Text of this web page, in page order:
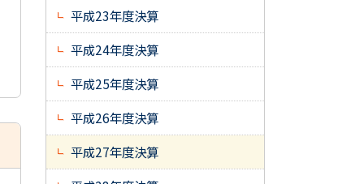
平成23年度決算
平成24年度決算
平成25年度決算
平成26年度決算
平成27年度決算